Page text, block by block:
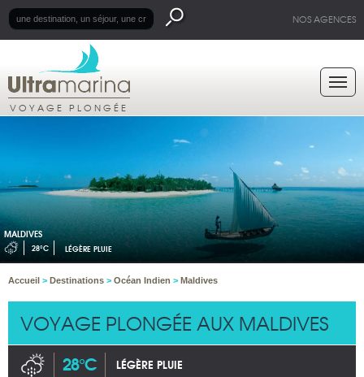
NOS AGENCES
VOYAGE PLONGÉE
MALDIVES
28°C LÉGÈRE PLUIE
Accueil > Destinations > Océan Indien > Maldives
VOYAGE PLONGÉE AUX MALDIVES
28°C LÉGÈRE PLUIE